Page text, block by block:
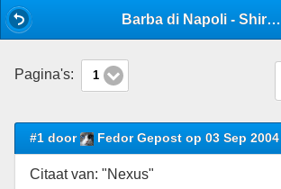
Barba di Napoli - Shirt - Stijlforum
Pagina's: 1
#1 door Fedor Gepost op 03 Sep 2004
Citaat van: "Nexus"